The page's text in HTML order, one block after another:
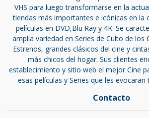
VHS para luego transformarse en la
tiendas más importantes e icónicas en la
películas en DVD,Blu Ray y 4K. Se
amplia variedad en Series de Culto de los
Estrenos, grandes clásicos del cine y
más chicos del hogar. Sus clientes
establecimiento y sitio web el mejor Cine
esas películas y Series que les
Contacto